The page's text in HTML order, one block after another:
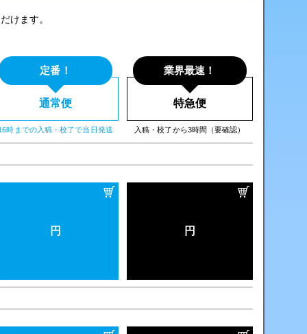
けます。
通常便
時までの入稿・校了で当日発送
定番！
特急便
入稿・校了から3時間（要確認）
業界最速！
円 円